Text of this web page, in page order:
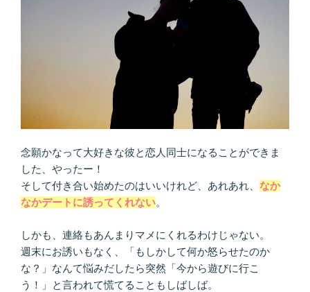
る？”
の
念願かなって大好きな彼と恋人同士になることができま
した、やったー！
そして付き合い始めたのはいいけれど、あれあれ、 なか
なかデートに誘ってくれない。
しかも、連絡もあんまりマメにくれるわけじゃない。
週末にお誘いもなく、「もしかして何か怒らせたのか
な？」なんて悩みだしたら突然「今から遊びに行こ
う！」と言われて慌てることもしばしば。